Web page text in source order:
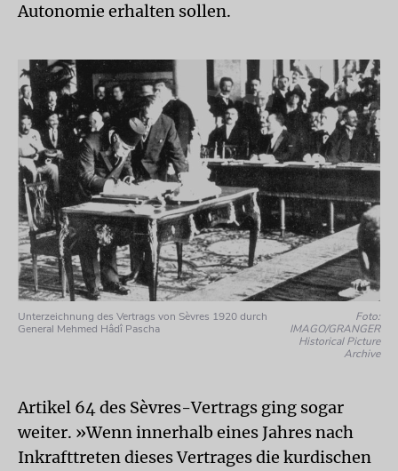
Autonomie erhalten sollen.
Unterzeichnung des Vertrags von Sèvres 1920 durch
General Mehmed Hâdî Pascha
Foto:
IMAGO/GRANGER
Historical Picture
Archive
Artikel 64 des Sèvres-Vertrags ging sogar
weiter. »Wenn innerhalb eines Jahres nach
Inkrafttreten dieses Vertrages die kurdischen